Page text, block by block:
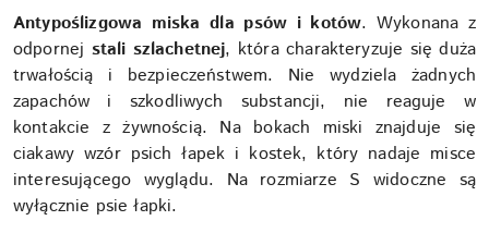
Antypoślizgowa miska dla psów i kotów. Wykonana z
odpornej stali szlachetnej, która charakteryzuje się duża
trwałością i bezpieczeństwem. Nie wydziela żadnych
zapachów i szkodliwych substancji, nie reaguje w
kontakcie z żywnością. Na bokach miski znajduje się
ciakawy wzór psich łapek i kostek, który nadaje misce
interesującego wyglądu. Na rozmiarze S widoczne są
wyłącznie psie łapki.